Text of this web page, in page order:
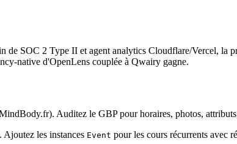
SOC 2 Type II et agent analytics Cloudflare/Vercel, la
native d'OpenLens couplée à Qwairy gagne.
Auditez le GBP pour horaires, photos,
. Ajoutez les instances Event pour les cours récurrents avec